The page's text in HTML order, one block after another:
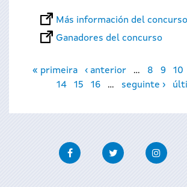
Más información del concurso
Ganadores del concurso
Páginas
« primeira ‹ anterior … 8 9 10
14
15 16 … seguinte ›
FacebookTwitter